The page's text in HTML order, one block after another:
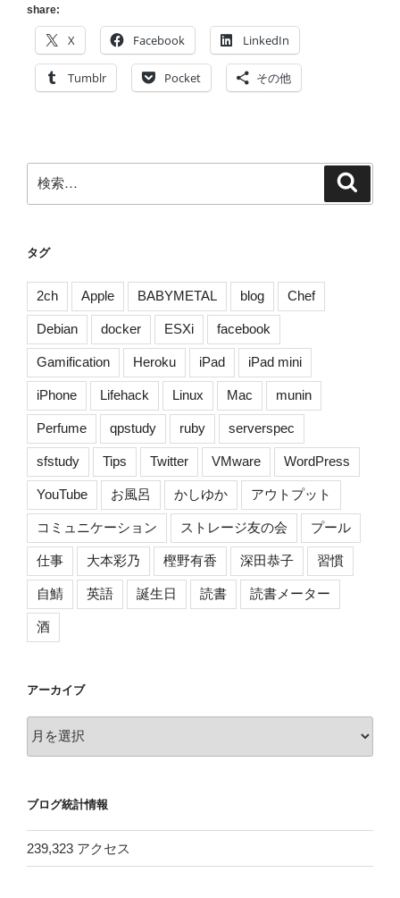
を
振
り
る”
share:
X Facebook LinkedIn
Tumblr Pocket その他
索:
タグ
2ch Apple BABYMETAL blog Chef
Debian docker ESXi facebook
Gamification Heroku iPad iPad mini
iPhone Lifehack Linux Mac munin
Perfume qpstudy ruby serverspec
sfstudy Tips Twitter VMware WordPress
YouTube お風呂 かしゆか アウトプット
コミュニケーション ストレージ友の会 プール
仕事 大本彩乃 樫野有香 深田恭子 習慣
自鯖 英語 誕生日 読書 読書メーター
酒
アーカイブ
ー
ブ
ブログ統計情報
239,323 アクセス